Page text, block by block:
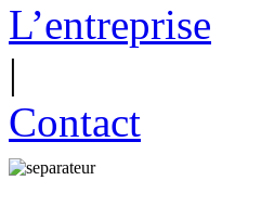
L’entreprise
|
Contact